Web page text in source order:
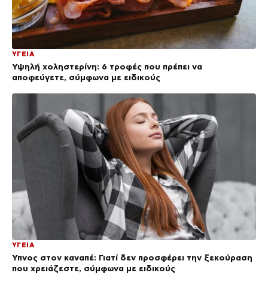
ΥΓΕΙΑ
Υψηλή χοληστερίνη: 6 τροφές που πρέπει να
αποφεύγετε, σύμφωνα με ειδικούς
ΥΓΕΙΑ
Ύπνος στον καναπέ: Γιατί δεν προσφέρει την ξεκούραση
που χρειάζεστε, σύμφωνα με ειδικούς